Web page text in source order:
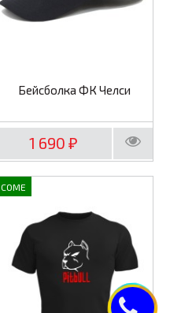
Бейсболка ФК Челси
1 690₽
COME